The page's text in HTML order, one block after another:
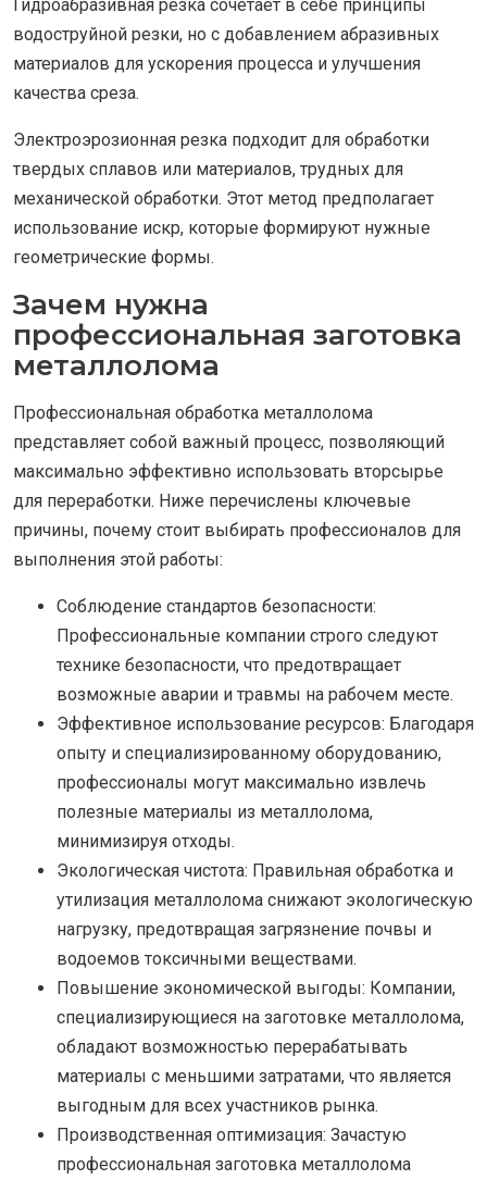
Гидроабразивная резка сочетает в себе принципы
водоструйной резки, но с добавлением абразивных
материалов для ускорения процесса и улучшения
качества среза.
Электроэрозионная резка подходит для обработки
твердых сплавов или материалов, трудных для
механической обработки. Этот метод предполагает
использование искр, которые формируют нужные
геометрические формы.
Зачем нужна
профессиональная заготовка
металлолома
Профессиональная обработка металлолома
представляет собой важный процесс, позволяющий
максимально эффективно использовать вторсырье
для переработки. Ниже перечислены ключевые
причины, почему стоит выбирать профессионалов для
выполнения этой работы:
Соблюдение стандартов безопасности:
Профессиональные компании строго следуют
технике безопасности, что предотвращает
возможные аварии и травмы на рабочем месте.
Эффективное использование ресурсов: Благодаря
опыту и специализированному оборудованию,
профессионалы могут максимально извлечь
полезные материалы из металлолома,
минимизируя отходы.
Экологическая чистота: Правильная обработка и
утилизация металлолома снижают экологическую
нагрузку, предотвращая загрязнение почвы и
водоемов токсичными веществами.
Повышение экономической выгоды: Компании,
специализирующиеся на заготовке металлолома,
обладают возможностью перерабатывать
материалы с меньшими затратами, что является
выгодным для всех участников рынка.
Производственная оптимизация: Зачастую
профессиональная заготовка металлолома